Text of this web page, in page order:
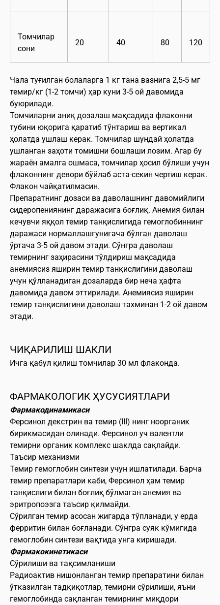
Томчилар
сони
20 40 80 120
Чала туғилган болаларга 1 кг тана вазнига 2,5-5 мг
темир/кг (1-2 томчи) ҳар куни 3-5 ой давомида
буюрилади.
Томчиларни аниқ дозалаш мақсадида флаконни
тубини юқорига қаратиб тўнтариш ва вертикал
ҳолатда ушлаш керак. Томчилар шундай ҳолатда
ушланган заҳоти томишни бошлаши лозим. Агар бу
жараён амалга ошмаса, томчилар ҳосил бўлиши учун
флаконнинг девори бўйлаб аста-секин чертиш керак.
Флакон чайқатилмасин.
Препаратнинг дозаси ва даволашнинг давомийлиги
сидеропениянинг даражасига боғлиқ. Анемия билан
кечувчи яққол темир танқислигида гемоглобиннинг
даражаси нормаллашгунигача бўлган даволаш
ўртача 3-5 ой давом этади. Сўнгра даволаш
темирнинг заҳирасини тўлдириш мақсадида
анемиясиз яширин темир танқислигини даволаш
учун қўлланадиган дозаларда бир неча ҳафта
давомида давом эттирилади. Анемиясиз яширин
темир танқислигини даволаш тахминан 1-2 ой давом
этади.
ЧИҚАРИЛИШ ШАКЛИ
Ичга қабул қилиш томчилар 30 мл флаконда.
ФАРМАКОЛОГИК ҲУСУСИЯТЛАРИ
Фармакодинамикаси
Ферсинол декстрин ва темир (III) нинг ноорганик
бирикмасидан олинади. Ферсинол уч валентли
темирни органик комплекс шаклда сақлайди.
Таъсир механизми
Темир гемоглобин синтези учун ишлатилади. Барча
темир препаратлари каби, Ферсинол ҳам темир
танқислиги билан боғлиқ бўлмаган анемия ва
эритропоэзга таъсир қилмайди.
Сўрилган темир асосан жигарда тўпланади, у ерда
ферритин билан боғланади. Сўнгра суяк кўмигида
гемоглобин синтези вақтида унга киришади.
Фармакокинетикаси
Сўрилиши ва тақсимланиши
Радиоактив нишонланган темир препаратини билан
ўтказилган тадқиқотлар, темирни сўрилиши, яъни
гемоглобинда сақланган темирнинг миқдори